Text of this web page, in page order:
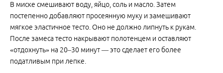
В миске смешивают воду, яйцо, соль и масло. Затем
постепенно добавляют просеянную муку и замешивают
мягкое эластичное тесто. Оно не должно липнуть к рукам.
После замеса тесто накрывают полотенцем и оставляют
«отдохнуть» на 20–30 минут — это сделает его более
податливым при лепке.